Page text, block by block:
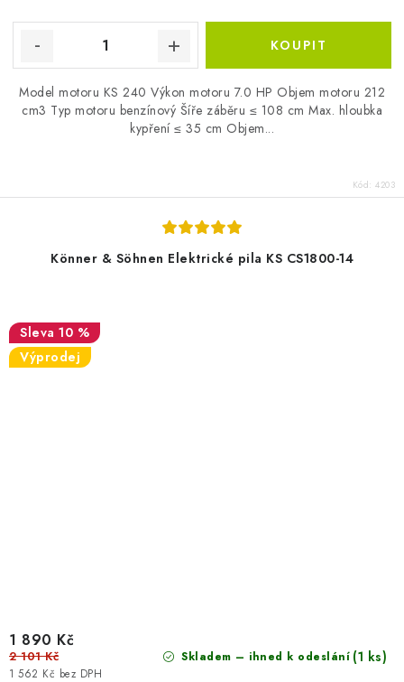
Model motoru KS 240 Výkon motoru 7.0 HP Objem motoru 212
cm3 Typ motoru benzínový Šíře záběru ≤ 108 cm Max. hloubka
kypření ≤ 35 cm Objem...
Kód: 4203
Könner & Söhnen Elektrické pila KS CS1800-14
10 %
Výprodej
Skladem – ihned k odeslání (1 ks)
1 562 Kč bez DPH
1 890 Kč
2 101 Kč